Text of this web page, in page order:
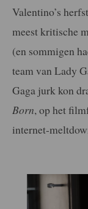
Valentino’s
meest kritische
(en sommigen
team van Lady
Gaga jurk kon
Born, op het
internet-